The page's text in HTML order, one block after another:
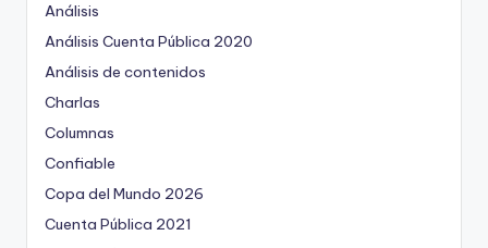
-
C
h
e
c
ki
n
Análisis
Análisis Cuenta Pública 2020
Análisis de contenidos
Charlas
Columnas
Confiable
Copa del Mundo 2026
Cuenta Pública 2021